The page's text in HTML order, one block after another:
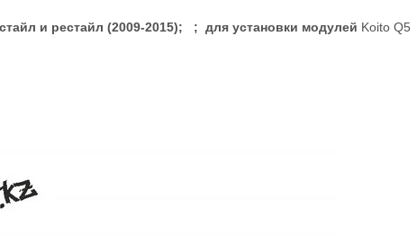
и рестайл (2009-2015); ; для установки модулей Koito Q5